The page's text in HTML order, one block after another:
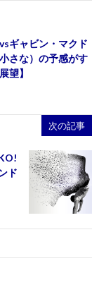
ギャビン・マクド
さな）の予感がす
望】
次の記事
ド